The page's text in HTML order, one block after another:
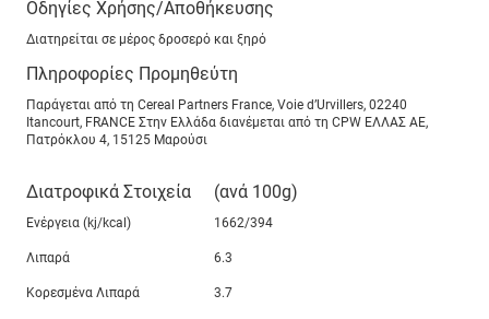
Οδηγίες Χρήσης/Αποθήκευσης
Διατηρείται σε μέρος δροσερό και ξηρό
Πληροφορίες Προμηθεύτη
Παράγεται από τη Cereal Partners France, Voie d’Urvillers, 02240
Itancourt, FRANCE Στην Ελλάδα διανέμεται από τη CPW ΕΛΛΑΣ ΑΕ,
Πατρόκλου 4, 15125 Μαρούσι
Διατροφικά Στοιχεία (ανά 100g)
Ενέργεια (kj/kcal) 1662/394
Λιπαρά 6.3
Κορεσμένα Λιπαρά 3.7